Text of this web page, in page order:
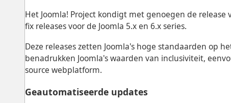
Het Joomla! Project kondigt met genoegen de release
fix releases voor de Joomla 5.x en 6.x series.
Deze releases zetten Joomla's hoge standaarden op
benadrukken Joomla's waarden van inclusiviteit,
source webplatform.
Geautomatiseerde updates